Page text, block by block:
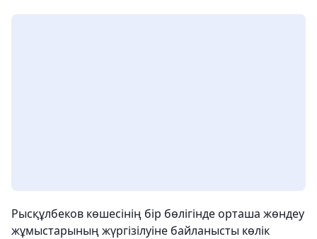
Рысқұлбеков көшесінің бір бөлігінде орташа жөндеу
жұмыстарының жүргізілуіне байланысты көлік